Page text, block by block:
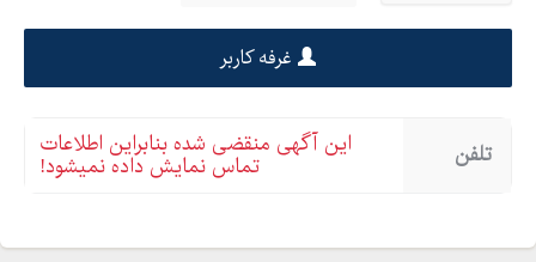
غرفه کاربر
تلفن این آگهی منقضی شده بنابراین اطلاعات
تماس نمایش داده نمیشود!